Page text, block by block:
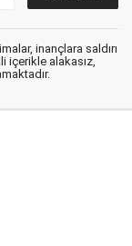
inançlara saldırı
içerikle alakasız,